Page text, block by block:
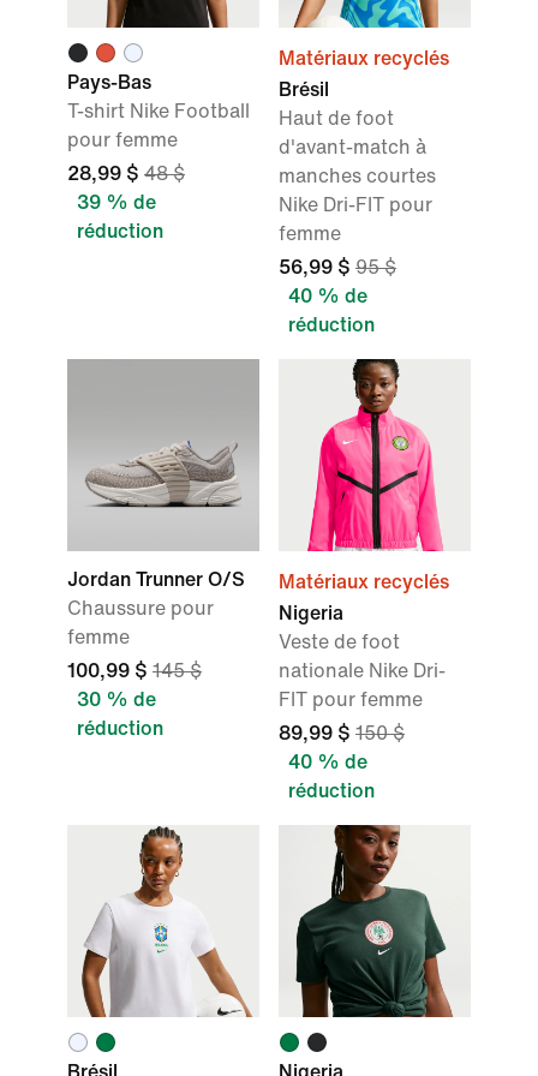
Pays-Bas
T-shirt Nike Football
pour femme
28,99 $ 48 $
39 % de
réduction
Matériaux recyclés
Brésil
Haut de foot
d'avant-match à
manches courtes
Nike Dri-FIT pour
femme
56,99 $ 95 $
40 % de
réduction
Jordan Trunner O/S
Chaussure pour
femme
100,99 $ 145 $
30 % de
réduction
Matériaux recyclés
Nigeria
Veste de foot
nationale Nike Dri-
FIT pour femme
89,99 $ 150 $
40 % de
réduction
Brésil Nigeria